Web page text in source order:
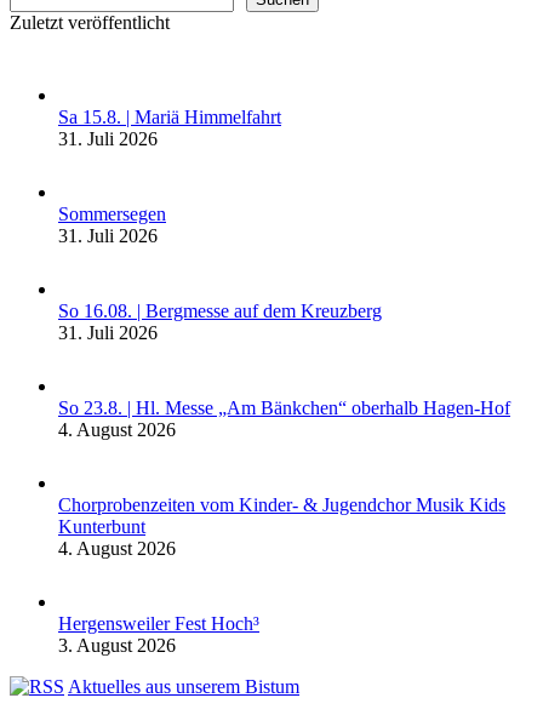
Zuletzt veröffentlicht
Sa 15.8. | Mariä Himmelfahrt
31. Juli 2026
Sommersegen
31. Juli 2026
So 16.08. | Bergmesse auf dem Kreuzberg
31. Juli 2026
So 23.8. | Hl. Messe „Am Bänkchen“ oberhalb Hagen-Hof
4. August 2026
Chorprobenzeiten vom Kinder- & Jugendchor Musik Kids
Kunterbunt
4. August 2026
Hergensweiler Fest Hoch³
3. August 2026
Aktuelles aus unserem Bistum